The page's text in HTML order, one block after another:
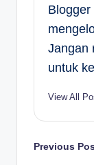
Blogger
Jangan
untuk
View All
Post
Previous